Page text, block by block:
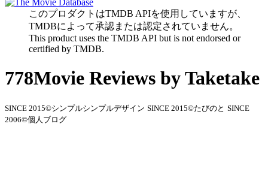
このプロダクトはTMDB APIを使用していますが、
TMDBによって承認または認定されていません。
This product uses the TMDB API but is not endorsed or
certified by TMDB.
778Movie Reviews by Taketake
SINCE 2015©シンプルシンプルデザイン SINCE 2015©たびのと SINCE
2006©個人ブログ